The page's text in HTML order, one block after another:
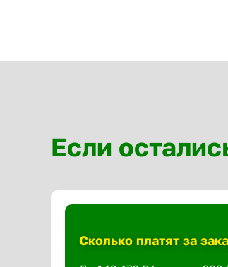
Если
Сколько платят за